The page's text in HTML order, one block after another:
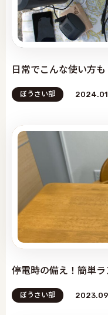
日常でこんな使い方
ぼうさい部
停電時の備え！簡単ラ
ぼうさい部